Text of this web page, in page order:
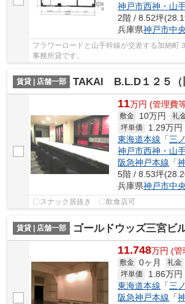
神戸市西神・山
2階 / 8.52坪
兵庫県神戸市中
フラワーロードと山手幹線が交差する加納町
事務所貸です。
賃貸 | 店舗一部 TAKAI B.L.D１２５（旧
11万円 (管理費
敷金 10万円 礼
坪単価 1.29万円
東海道本線 「三
神戸市西神・山
阪急神戸本線 「
5階 / 8.53坪
兵庫県神戸市中
〇スナック居抜き 〇飲食店可
賃貸 | 店舗一部 ゴールドウッズ三宮ビ
11.748万円 (管
敷金 0ヶ月 礼金
坪単価 1.86万円
東海道本線 「三
阪急神戸本線 「